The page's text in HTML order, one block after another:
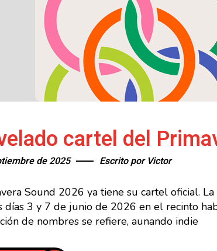
cartel del
de 2025 Escrito por Victor
Sound 2026 ya tiene su cartel oficial.
días 3 y 7 de junio de 2026 en el recinto
de nombres se refiere, aunando indie